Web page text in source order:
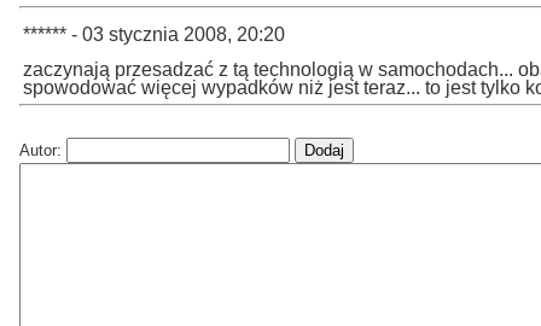
****** - 03 stycznia 2008, 20:20
zaczynają przesadzać z tą technologią w samochodach...
spowodować więcej wypadków niż jest teraz... to jest tylko
Autor: